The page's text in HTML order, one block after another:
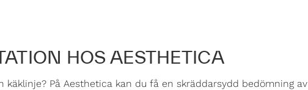
HOS AESTHETICA
På Aesthetica kan du få en skräddarsydd bedömning av